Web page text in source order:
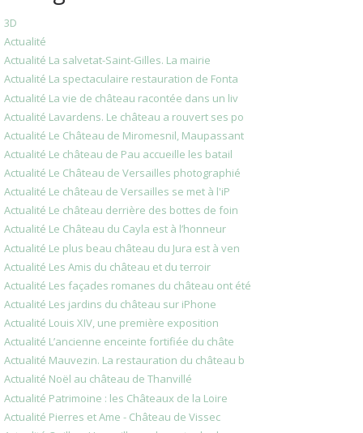
3D
Actualité
Actualité La salvetat-Saint-Gilles. La mairie
Actualité La spectaculaire restauration de Fonta
Actualité La vie de château racontée dans un liv
Actualité Lavardens. Le château a rouvert ses po
Actualité Le Château de Miromesnil, Maupassant
Actualité Le château de Pau accueille les batail
Actualité Le Château de Versailles photographié
Actualité Le château de Versailles se met à l'iP
Actualité Le château derrière des bottes de foin
Actualité Le Château du Cayla est à l’honneur
Actualité Le plus beau château du Jura est à ven
Actualité Les Amis du château et du terroir
Actualité Les façades romanes du château ont été
Actualité Les jardins du château sur iPhone
Actualité Louis XIV, une première exposition
Actualité L’ancienne enceinte fortifiée du châte
Actualité Mauvezin. La restauration du château b
Actualité Noël au château de Thanvillé
Actualité Patrimoine : les Châteaux de la Loire
Actualité Pierres et Ame - Château de Vissec